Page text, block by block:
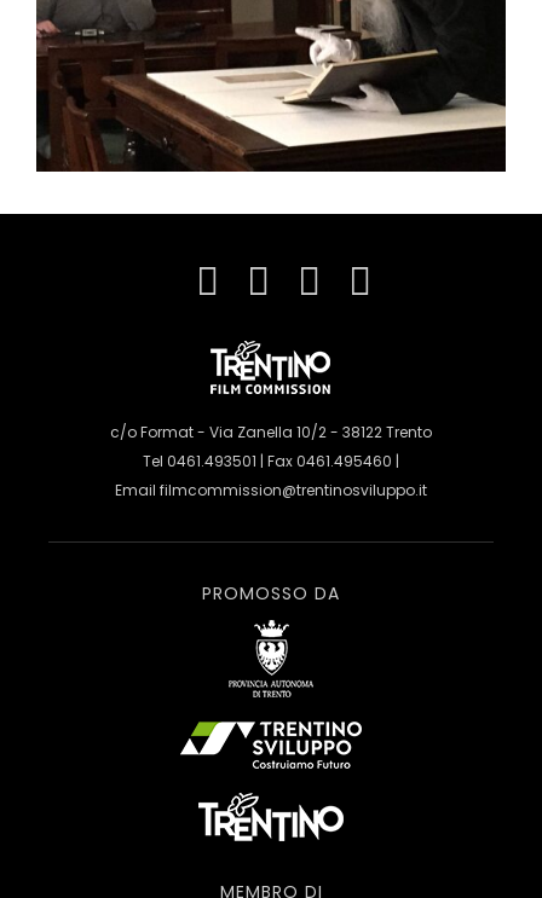
c/o Format - Via Zanella 10/2 - 38122 Trento
Tel 0461.493501 | Fax 0461.495460 |
Email filmcommission@trentinosviluppo.it
PROMOSSO DA
MEMBRO DI